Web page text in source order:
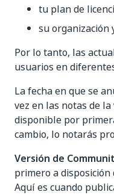
tu plan de
su organización
Por lo tanto, las
usuarios en
La fecha en que se
vez en las notas de
disponible por
cambio, lo notarás
Versión de
primero a disposición
Aquí es cuando